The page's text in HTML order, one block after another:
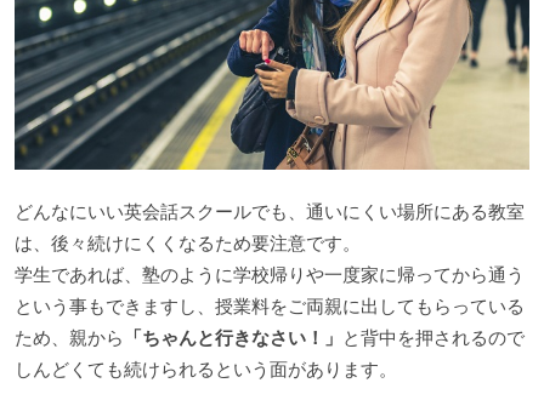
どんなにいい英会話スクールでも、通いにくい場所にある教室
は、後々続けにくくなるため要注意です。
学生であれば、塾のように学校帰りや一度家に帰ってから通う
という事もできますし、授業料をご両親に出してもらっている
ため、親から 「ちゃんと行きなさい！」 と背中を押されるので
しんどくても続けられるという面があります。